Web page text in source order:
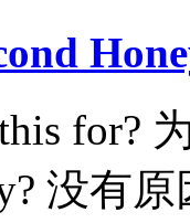
for?
没有